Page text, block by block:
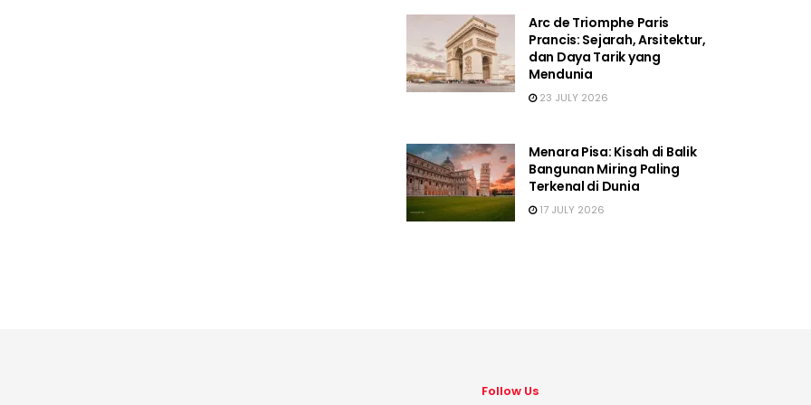
Arc de Triomphe Paris
Prancis: Sejarah, Arsitektur,
dan Daya Tarik yang
Mendunia
23 JULY 2026
Menara Pisa: Kisah di Balik
Bangunan Miring Paling
Terkenal di Dunia
17 JULY 2026
Follow Us